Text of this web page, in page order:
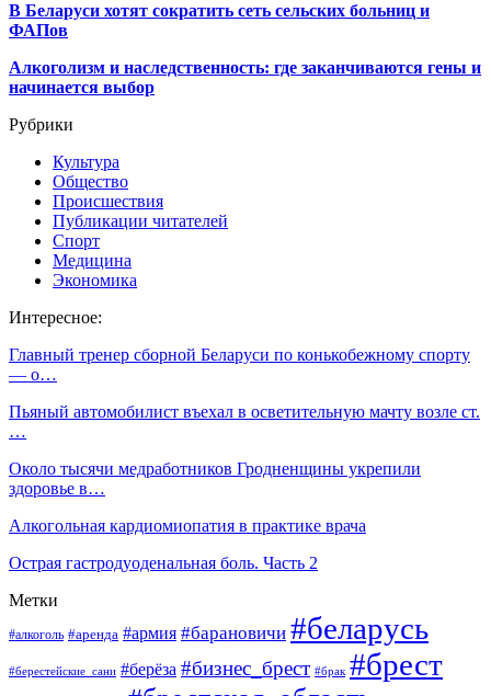
В Беларуси хотят сократить сеть сельских больниц и
ФАПов
Алкоголизм и наследственность: где заканчиваются гены и
начинается выбор
Рубрики
Культура
Общество
Происшествия
Публикации читателей
Спорт
Медицина
Экономика
Интересное:
Главный тренер сборной Беларуси по конькобежному спорту
— о…
Пьяный автомобилист въехал в осветительную мачту возле ст.
…
Около тысячи медработников Гродненщины укрепили
здоровье в…
Алкогольная кардиомиопатия в практике врача
Острая гастродуоденальная боль. Часть 2
Метки
#алкоголь #аренда #армия #барановичи #беларусь
#берестейские_сани #берёза #бизнес_брест #брак #брест